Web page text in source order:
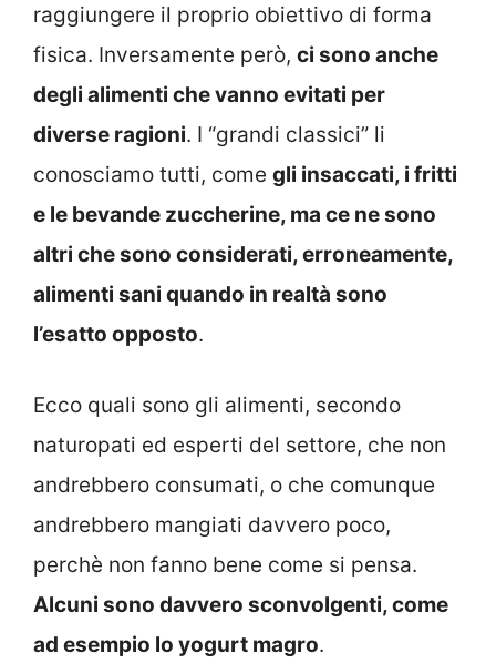
raggiungere il proprio obiettivo di forma
fisica. Inversamente però, ci sono anche
degli alimenti che vanno evitati per
diverse ragioni. I “grandi classici” li
conosciamo tutti, come gli insaccati, i fritti
e le bevande zuccherine, ma ce ne sono
altri che sono considerati, erroneamente,
alimenti sani quando in realtà sono
l’esatto opposto.
Ecco quali sono gli alimenti, secondo
naturopati ed esperti del settore, che non
andrebbero consumati, o che comunque
andrebbero mangiati davvero poco,
perchè non fanno bene come si pensa.
Alcuni sono davvero sconvolgenti, come
ad esempio lo yogurt magro.